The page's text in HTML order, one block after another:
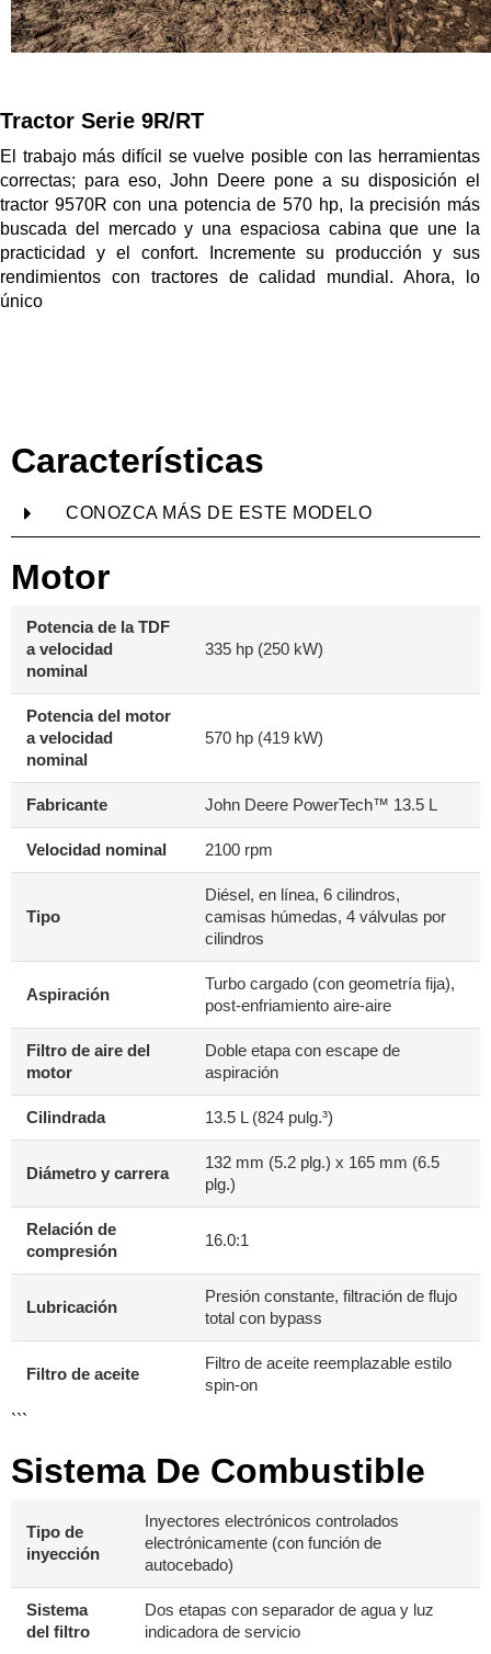
Tractor Serie 9R/RT
El trabajo más difícil se vuelve posible con las herramientas
correctas; para eso, John Deere pone a su disposición el
tractor 9570R con una potencia de 570 hp, la precisión más
buscada del mercado y una espaciosa cabina que une la
practicidad y el confort. Incremente su producción y sus
rendimientos con tractores de calidad mundial. Ahora, lo
único
Características
CONOZCA MÁS DE ESTE MODELO
Motor
Potencia de la TDF
a velocidad
nominal
335 hp (250 kW)
Potencia del motor
a velocidad
nominal
570 hp (419 kW)
Fabricante John Deere PowerTech™ 13.5 L
Velocidad nominal 2100 rpm
Tipo
Diésel, en línea, 6 cilindros,
camisas húmedas, 4 válvulas por
cilindros
Aspiración
Turbo cargado (con geometría fija),
post-enfriamiento aire-aire
Filtro de aire del
motor
Doble etapa con escape de
aspiración
Cilindrada 13.5 L (824 pulg.³)
Diámetro y carrera
132 mm (5.2 plg.) x 165 mm (6.5
plg.)
Relación de
compresión
16.0:1
Lubricación
Presión constante, filtración de flujo
total con bypass
Filtro de aceite
Filtro de aceite reemplazable estilo
spin-on
```
Sistema De Combustible
Tipo de
inyección
Inyectores electrónicos controlados
electrónicamente (con función de
autocebado)
Sistema
del filtro
Dos etapas con separador de agua y luz
indicadora de servicio